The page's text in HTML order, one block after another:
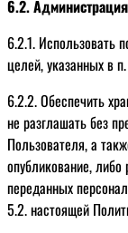
6.2.
6.2.1. Использовать
целей, указанных в
6.2.2. Обеспечить
не разглашать без
Пользователя, а
опубликование,
переданных
5.2. настоящей